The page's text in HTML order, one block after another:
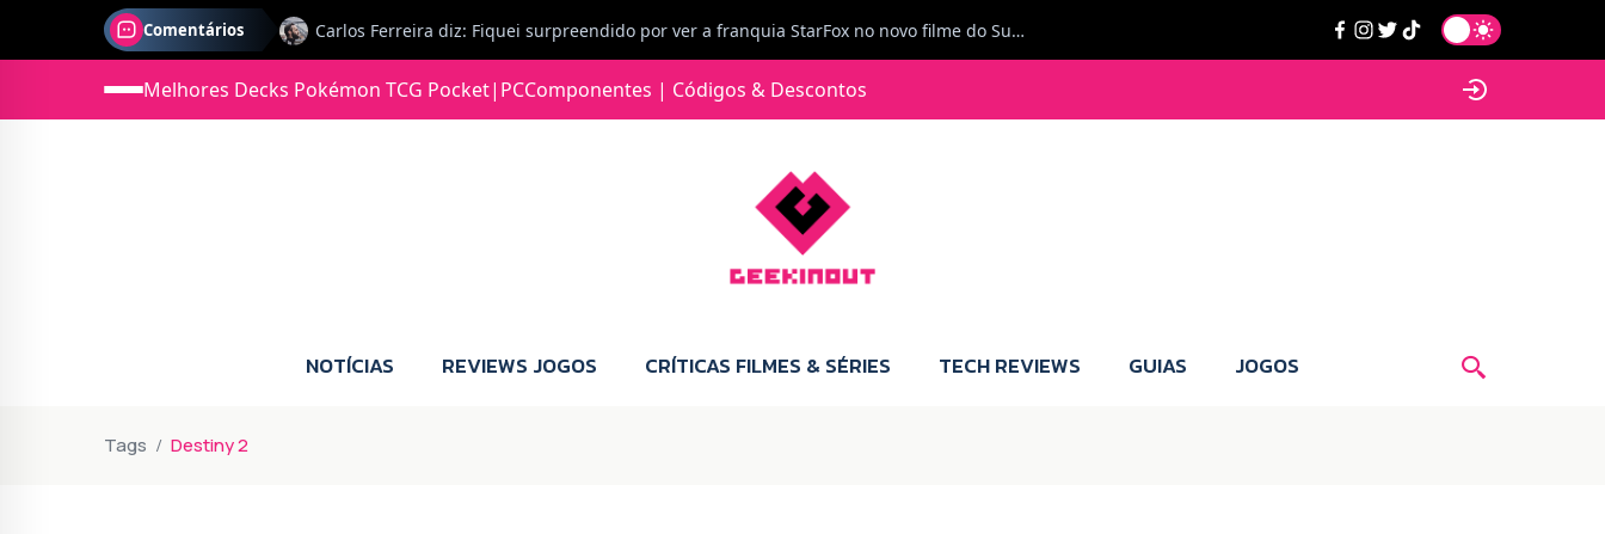
Comentários
Jonas diz: Estou seriamente com vontade para comprar para a Switch 2 :P
Melhores Decks Pokémon TCG Pocket| PCComponentes | Códigos & Descontos
NOTÍCIAS REVIEWS JOGOS CRÍTICAS FILMES & SÉRIES TECH REVIEWS GUIAS JOGOS
Tags Destiny 2